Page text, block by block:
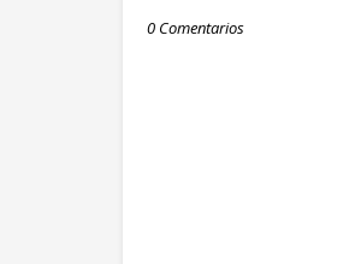
0 Comentarios